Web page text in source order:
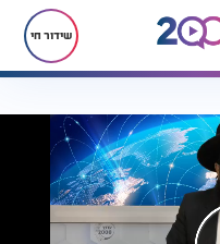
שידור חי